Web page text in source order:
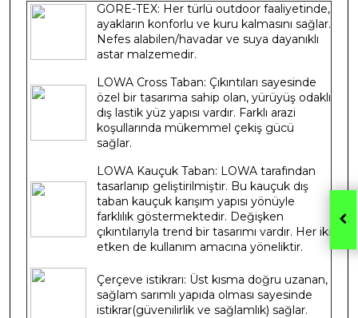
GORE-TEX: Her türlü outdoor faaliyetinde,
ayakların konforlu ve kuru kalmasını sağlar.
Nefes alabilen/havadar ve suya dayanıklı
astar malzemedir.
LOWA Cross Taban: Çıkıntıları sayesinde
özel bir tasarıma sahip olan, yürüyüş odaklı
dış lastik yüz yapısı vardır. Farklı arazi
koşullarında mükemmel çekiş gücü
sağlar.
LOWA Kauçuk Taban: LOWA tarafından
tasarlanıp geliştirilmiştir. Bu kauçuk dış
taban kauçuk karışım yapısı yönüyle
farklılık göstermektedir. Değişken
çıkıntılarıyla trend bir tasarımı vardır. Her iki
etken de kullanım amacına yöneliktir.
Çerçeve istikrarı: Üst kısma doğru uzanan,
sağlam sarımlı yapıda olması sayesinde
istikrar(güvenilirlik ve sağlamlık) sağlar.